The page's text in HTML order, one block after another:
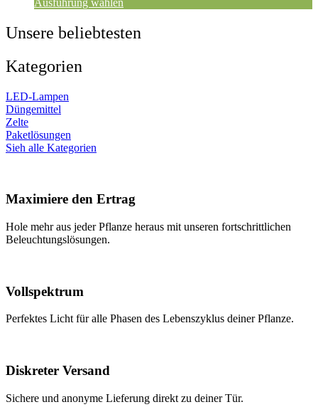
Unsere beliebtesten
Kategorien
LED-Lampen
Düngemittel
Zelte
Paketlösungen
Sieh alle Kategorien
Maximiere den Ertrag
Hole mehr aus jeder Pflanze heraus mit unseren fortschrittlichen
Beleuchtungslösungen.
Vollspektrum
Perfektes Licht für alle Phasen des Lebenszyklus deiner Pflanze.
Diskreter Versand
Sichere und anonyme Lieferung direkt zu deiner Tür.